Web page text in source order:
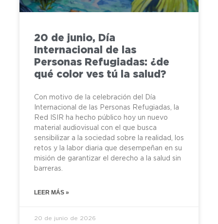
20 de junio, Día
Internacional de las
Personas Refugiadas: ¿de
qué color ves tú la salud?
Con motivo de la celebración del Día
Internacional de las Personas Refugiadas, la
Red ISIR ha hecho público hoy un nuevo
material audiovisual con el que busca
sensibilizar a la sociedad sobre la realidad, los
retos y la labor diaria que desempeñan en su
misión de garantizar el derecho a la salud sin
barreras.
LEER MÁS »
20 de junio de 2026